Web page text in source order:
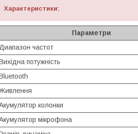
Характеристики:
Параметри
частот
потужність
колонки
мікрофона